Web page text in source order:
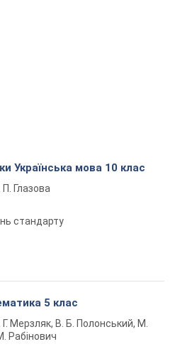
Українська мова 10 клас
П. Глазова
стандарту
5 клас
Г. Мерзляк, В. Б. Полонський, М.
Рабінович